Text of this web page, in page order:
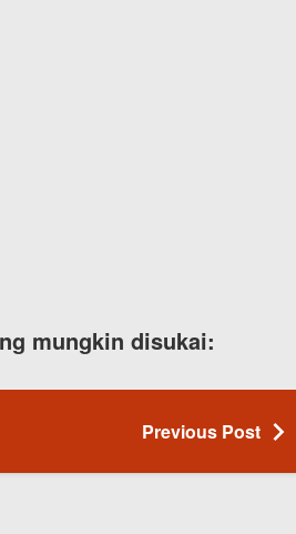
mungkin disukai:
Previous Post